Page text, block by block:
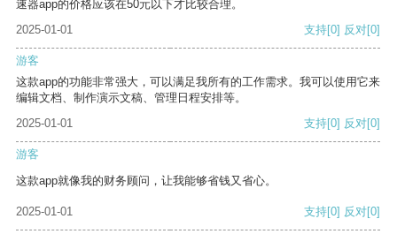
速器app的价格应该在50元以下才比较合理。
2025-01-01
支持[0] 反对[0]
游客
这款app的功能非常强大，可以满足我所有的工作需求。我可以使用它来
编辑文档、制作演示文稿、管理日程安排等。
2025-01-01
支持[0] 反对[0]
游客
这款app就像我的财务顾问，让我能够省钱又省心。
2025-01-01 支持[0] 反对[0]